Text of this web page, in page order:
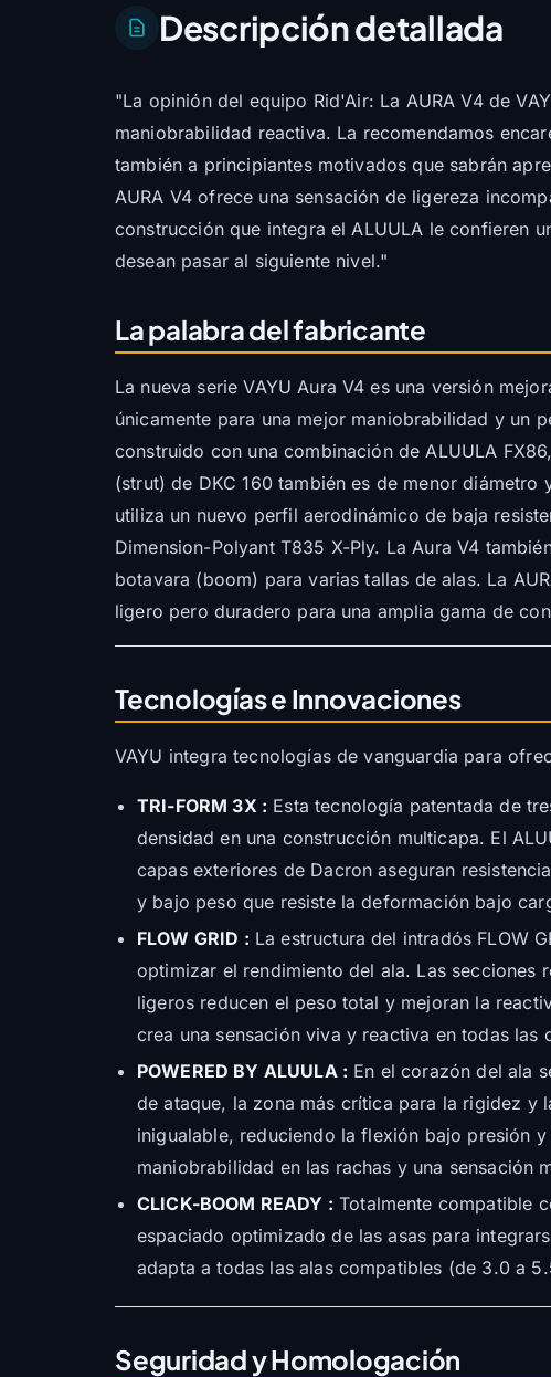
Descripción detallada
"La opinión del equipo Rid'Air: La AURA V4 de
maniobrabilidad reactiva. La recomendamos
también a principiantes motivados que sabrán
AURA V4 ofrece una sensación de ligereza
construcción que integra el ALUULA le confieren
desean pasar al siguiente nivel."
La palabra del fabricante
La nueva serie VAYU Aura V4 es una versión
únicamente para una mejor maniobrabilidad y un
construido con una combinación de ALUULA
(strut) de DKC 160 también es de menor
utiliza un nuevo perfil aerodinámico de baja
Dimension-Polyant T835 X-Ply. La Aura V4
botavara (boom) para varias tallas de alas. La
ligero pero duradero para una amplia gama de
Tecnologías e Innovaciones
VAYU integra tecnologías de vanguardia para
TRI-FORM 3X : Esta tecnología patentada de
densidad en una construcción multicapa. El
capas exteriores de Dacron aseguran
y bajo peso que resiste la deformación bajo
FLOW GRID : La estructura del intradós FLOW
optimizar el rendimiento del ala. Las secciones
ligeros reducen el peso total y mejoran la
crea una sensación viva y reactiva en todas las
POWERED BY ALUULA : En el corazón del ala
de ataque, la zona más crítica para la rigidez y
inigualable, reduciendo la flexión bajo presión
maniobrabilidad en las rachas y una sensación
CLICK-BOOM READY : Totalmente compatible
espaciado optimizado de las asas para
adapta a todas las alas compatibles (de 3.0 a
Seguridad y Homologación